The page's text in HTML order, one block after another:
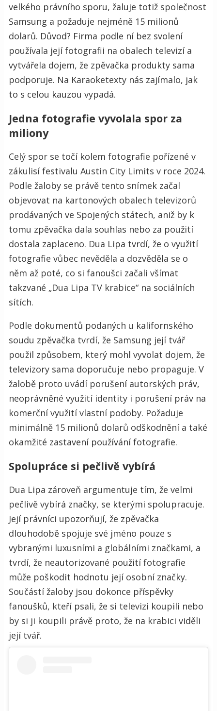
velkého právního sporu, žaluje totiž společnost
Samsung a požaduje nejméně 15 milionů
dolarů. Důvod? Firma podle ní bez svolení
používala její fotografii na obalech televizí a
vytvářela dojem, že zpěvačka produkty sama
podporuje. Na Karaoketexty nás zajímalo, jak
to s celou kauzou vypadá.
Jedna fotografie vyvolala spor za
miliony
Celý spor se točí kolem fotografie pořízené v
zákulisí festivalu Austin City Limits v roce 2024.
Podle žaloby se právě tento snímek začal
objevovat na kartonových obalech televizorů
prodávaných ve Spojených státech, aniž by k
tomu zpěvačka dala souhlas nebo za použití
dostala zaplaceno. Dua Lipa tvrdí, že o využití
fotografie vůbec nevěděla a dozvěděla se o
něm až poté, co si fanoušci začali všímat
takzvané „Dua Lipa TV krabice“ na sociálních
sítích.
Podle dokumentů podaných u kalifornského
soudu zpěvačka tvrdí, že Samsung její tvář
použil způsobem, který mohl vyvolat dojem, že
televizory sama doporučuje nebo propaguje. V
žalobě proto uvádí porušení autorských práv,
neoprávněné využití identity i porušení práv na
komerční využití vlastní podoby. Požaduje
minimálně 15 milionů dolarů odškodnění a také
okamžité zastavení používání fotografie.
Spolupráce si pečlivě vybírá
Dua Lipa zároveň argumentuje tím, že velmi
pečlivě vybírá značky, se kterými spolupracuje.
Její právníci upozorňují, že zpěvačka
dlouhodobě spojuje své jméno pouze s
vybranými luxusními a globálními značkami, a
tvrdí, že neautorizované použití fotografie
může poškodit hodnotu její osobní značky.
Součástí žaloby jsou dokonce příspěvky
fanoušků, kteří psali, že si televizi koupili nebo
by si ji koupili právě proto, že na krabici viděli
její tvář.